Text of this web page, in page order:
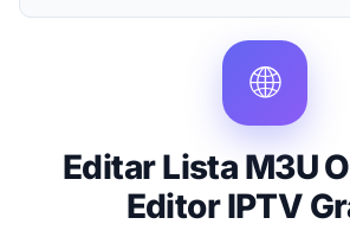
🌐
Editar Lista M3U
Editor IPTV